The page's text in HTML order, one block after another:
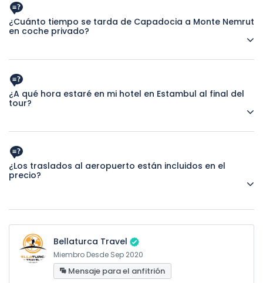
hoteles que reflejan la cultura de la región, higiénicos y que
ofrecen un servicio de calidad. Con habitaciones cuevas o
piedra, según disponibilidad del hotel.
¿Cuánto tiempo se tarda de Capadocia a Monte Nemrut
en coche privado?
¿A qué hora estaré en mi hotel en Estambul al final del
tour?
esté en su hotel en Estambul alrededor de las 11 pm.
¿Los traslados al aeropuerto están incluidos en el
precio?
Sí, el traslado privado al aeropuerto de Sanliurfa y Estambul
está incluido en el precio.
Bellaturca Travel
Miembro Desde Sep 2020
Mensaje para el anfitrión